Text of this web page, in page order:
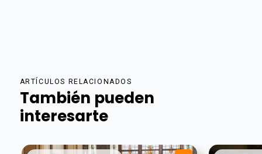
ARTÍCULOS RELACIONADOS
También pueden
interesarte